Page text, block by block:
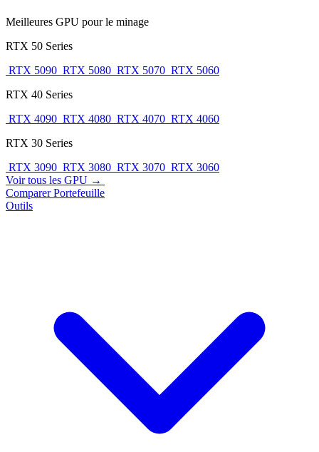
Meilleures GPU pour le minage
RTX 50 Series
RTX 5090 RTX 5080 RTX 5070 RTX 5060
RTX 40 Series
RTX 4090 RTX 4080 RTX 4070 RTX 4060
RTX 30 Series
RTX 3090 RTX 3080 RTX 3070 RTX 3060
Voir tous les GPU →
ComparerPortefeuille
Outils